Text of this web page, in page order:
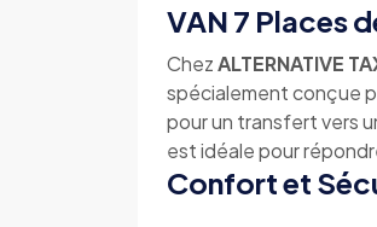
VAN 7 Places
ChezALTERNATIVE
spécialement conçue
pour un transfert vers
est idéale pour
Confort et